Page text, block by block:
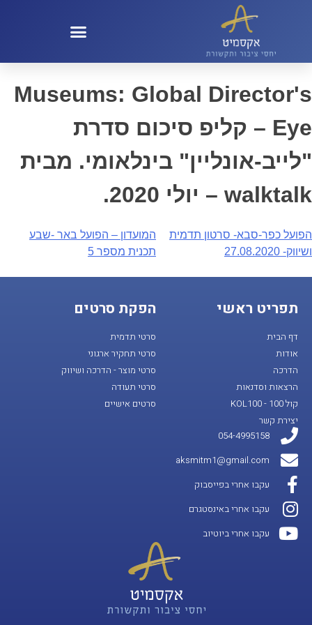
Museums: Global Director's
Eye – קליפ סיכום סדרת
"לייב-אונליין" בינלאומי. מבית
walktalk – יולי 2020.
המועדון – הפועל באר -שבע
תכנית מספר 5
הפועל כפר-סבא- סרטון תדמית
ושיווק- 27.08.2020
תפריט ראשי
דף הבית
אודות
הדרכה
הרצאות וסדנאות
קול 100 - KOL100
יצירת קשר
הפקת סרטים
סרטי תדמית
סרטי תחקיר ארגוני
סרטי מוצר - הדרכה ושיווק
סרטי תעודה
סרטים אישיים
054-4995158
aksmitm1@gmail.com
עקבו אחרי בפייסבוק
עקבו אחרי באינסטגרם
עקבו אחרי ביוטיוב